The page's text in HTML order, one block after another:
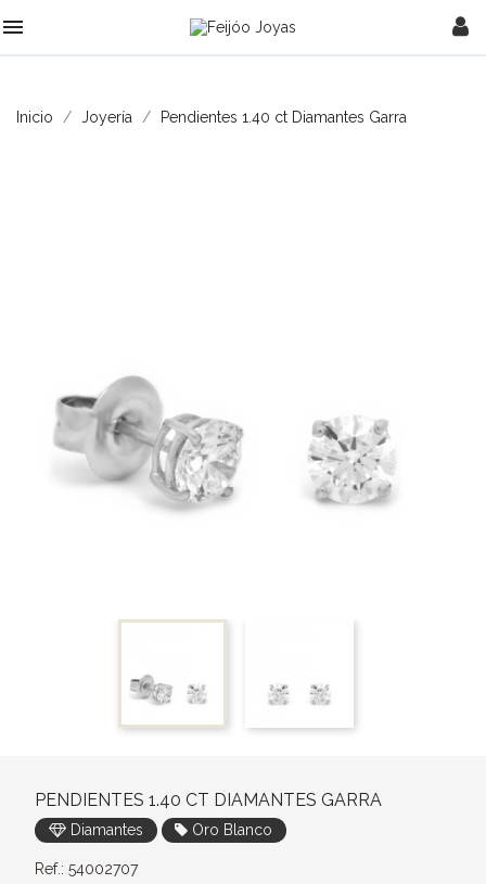

Inicio Joyería Pendientes 1.40 ct Diamantes Garra
PENDIENTES 1.40 CT DIAMANTES GARRA
Diamantes Oro Blanco
Ref.: 54002707